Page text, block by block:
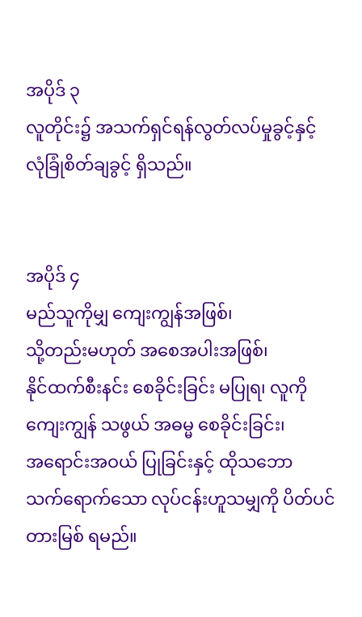
အပိုဒ် ၃
လူတိုင်း၌ အသက်ရှင်ရန်လွတ်လပ်မှုခွင့်နှင့်
လုံခြုံစိတ်ချခွင့် ရှိသည်။
အပိုဒ် ၄
မည်သူကိုမျှ ကျေးကျွန်အဖြစ်၊
သို့တည်းမဟုတ် အစေအပါးအဖြစ်၊
နိုင်ထက်စီးနင်း စေခိုင်းခြင်း မပြုရ၊ လူကို
ကျေးကျွန် သဖွယ် အဓမ္မ စေခိုင်းခြင်း၊
အရောင်းအဝယ် ပြုခြင်းနှင့် ထိုသဘော
သက်ရောက်သော လုပ်ငန်းဟူသမျှကို ပိတ်ပင်
တားမြစ် ရမည်။